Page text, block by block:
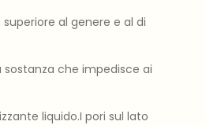
al genere e al di
che impedisce ai
liquido.I pori sul lato